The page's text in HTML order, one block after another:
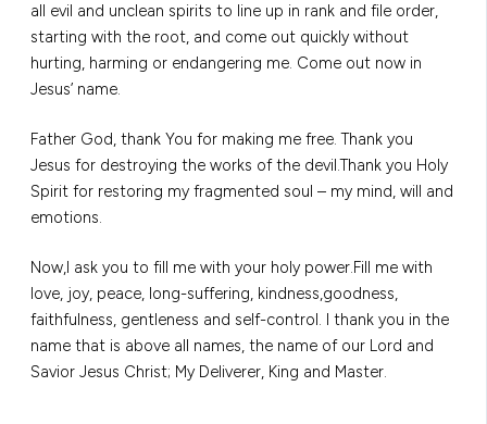
all evil and unclean spirits to line up in rank and file order,
starting with the root, and come out quickly without
hurting, harming or endangering me. Come out now in
Jesus’ name.
Father God, thank You for making me free. Thank you
Jesus for destroying the works of the devil.Thank you Holy
Spirit for restoring my fragmented soul – my mind, will and
emotions.
Now,I ask you to fill me with your holy power.Fill me with
love, joy, peace, long-suffering, kindness,goodness,
faithfulness, gentleness and self-control. I thank you in the
name that is above all names, the name of our Lord and
Savior Jesus Christ; My Deliverer, King and Master.